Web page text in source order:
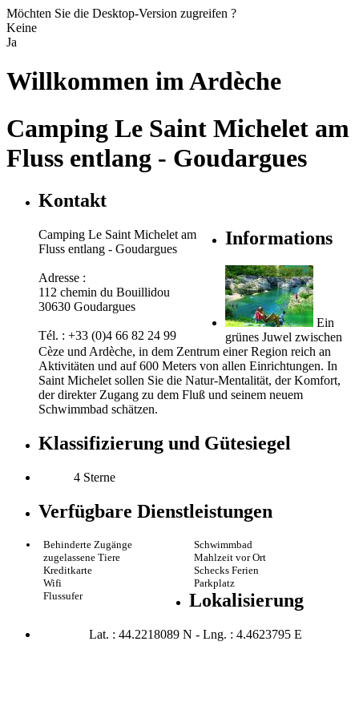
Möchten Sie die Desktop-Version zugreifen ?
Keine
Ja
Willkommen imArdèche
Camping Le Saint Michelet am
Fluss entlang - Goudargues
Kontakt
Camping Le Saint Michelet am
Fluss entlang - Goudargues
Adresse :
112 chemin du Bouillidou
30630 Goudargues
Tél. : +33 (0)4 66 82 24 99
Informations
Ein
grünes Juwel zwischen
Cèze und Ardèche, in dem Zentrum einer Region reich an
Aktivitäten und auf 600 Meters von allen Einrichtungen. In
Saint Michelet sollen Sie die Natur-Mentalität, der Komfort,
der direkter Zugang zu dem Fluß und seinem neuem
Schwimmbad schätzen.
Klassifizierung und Gütesiegel
4 Sterne
Verfügbare Dienstleistungen
Behinderte Zugänge
Schwimmbad
zugelassene Tiere
Mahlzeit vor Ort
Kreditkarte
Schecks Ferien
Wifi
Parkplatz
Flussufer
Lokalisierung
Lat. : 44.2218089 N - Lng. : 4.4623795 E